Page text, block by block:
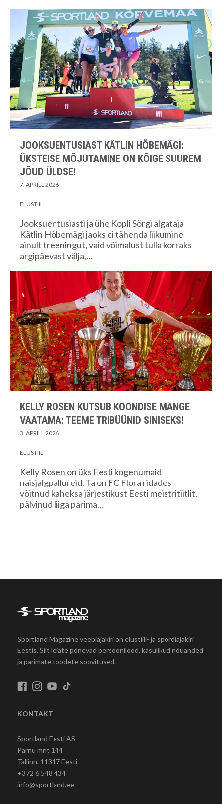
JOOKSUENTUSIAST KÄTLIN HÕBEMÄGI:
ÜKSTEISE MÕJUTAMINE ON KÕIGE SUUREM
JÕUD ÜLDSE!
7. APRILL 2026
ELUSTIIL
Jooksuentusiasti ja ühe Kopli Sörgi algataja
Kätlin Hõbemägi jaoks ei tähenda liikumine
ainult treeningut, vaid võimalust tulla korraks
argipäevast välja,…
KELLY ROSEN KUTSUB KOONDISE MÄNGE
VAATAMA: TEEME TRIBÜÜNID SINISEKS!
3. APRILL 2026
ELUSTIIL
Kelly Rosen on üks Eesti kogenumaid
naisjalgpallureid. Ta on FC Flora ridades
võitnud kaheksa järjestikust Eesti meistritiitlit,
pälvinud liiga parima…
Sportland Magazine veebiajakiri on elustiili- ja spordiajakiri
Eestis. Siit leiate põnevad persoonilood, kasulikud nõuanded
ja parimate toodete soovitused.
KONTAKT
Sportland Eesti AS
Pärnu mnt 144
Tallinn, 11317 Eesti
+372 6 548 434
info@sportland.ee